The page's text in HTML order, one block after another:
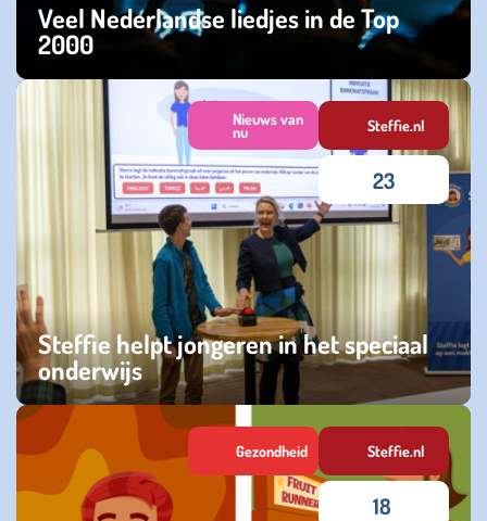
Veel Nederlandse liedjes in de Top
2000
woensdag 24 december 2025
Steffie helpt jongeren in het speciaal
onderwijs
zaterdag 18 januari 2025
Nieuws van
nu Steffie.nl
23
Gezondheid Steffie.nl
18